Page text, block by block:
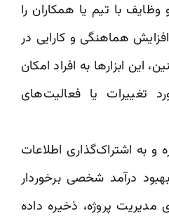
وظایف با تیم یا همکاران را
هماهنگی و کارایی در
ابزارها به افراد امکان
تغییرات یا فعالیت‌های
و به اشتراک‌گذاری اطلاعات
درآمد شخصی برخوردار
مدیریت پروژه، ذخیره داده